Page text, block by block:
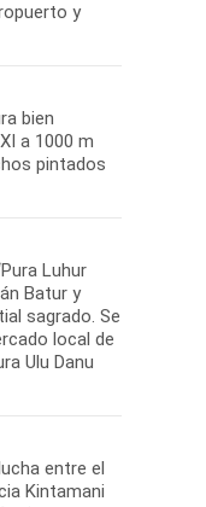
y
bien
a 1000 m
pintados
Luhur
Batur y
sagrado. Se
local de
Ulu Danu
entre el
Kintamani